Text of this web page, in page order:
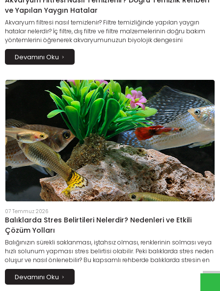
ve Yapılan Yaygın Hatalar
Akvaryum filtresi nasıl temizlenir? Filtre temizliğinde yapılan yaygın
hatalar nelerdir? İç filtre, dış filtre ve filtre malzemelerinin doğru bakım
yöntemlerini öğrenerek akvaryumunuzun biyolojik dengesini
koruyabilir, suyun daha uzun süre berrak kalmasını sağlayabilirsiniz. Bu
kapsamlı rehberde filtre temizliğinin püf noktalarını, dikkat edilmesi
gerekenleri ve filtre performansını artıracak etkili bakım önerilerini detaylı
Devamını Oku
07 Temmuz 2026
Balıklarda Stres Belirtileri Nelerdir? Nedenleri ve Etkili
Çözüm Yolları
Balığınızın sürekli saklanması, iştahsız olması, renklerinin solması veya
hızlı solunum yapması stres belirtisi olabilir. Peki balıklarda stres neden
oluşur ve nasıl önlenebilir? Bu kapsamlı rehberde balıklarda stresin en
yaygın nedenlerini, erken belirtilerini, doğru bakım yöntemlerini ve stresi
azaltmaya yardımcı etkili çözüm önerilerini ayrıntılı olarak
keşfedebilirsiniz. Sağlıklı bir akvaryum ortamı oluşturarak balıklarınızın
Devamını Oku